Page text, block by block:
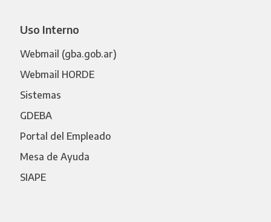
Uso Interno
Webmail (gba.gob.ar)
Webmail HORDE
Sistemas
GDEBA
Portal del Empleado
Mesa de Ayuda
SIAPE